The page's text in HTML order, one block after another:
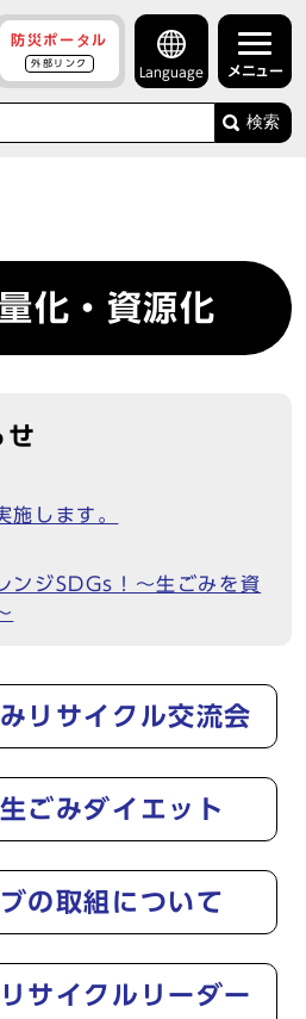
防災ポータル
外部リンク
Language メニュー
検索
化・資源化
せ
施します。
ンジSDGs！～生ごみを資
リサイクル交流会
ごみダイエット
の取組について
サイクルリーダー